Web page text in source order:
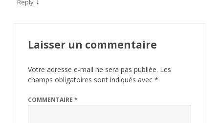
Reply
Laisser un commentaire
Votre adresse e-mail ne sera pas publiée. Les
champs obligatoires sont indiqués avec *
COMMENTAIRE *